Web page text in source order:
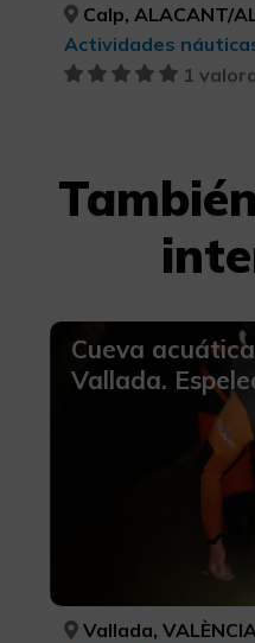
Calp, ALACANT/
Actividades
1
Cueva
Vallada.
Vallada, VALÈNCIA